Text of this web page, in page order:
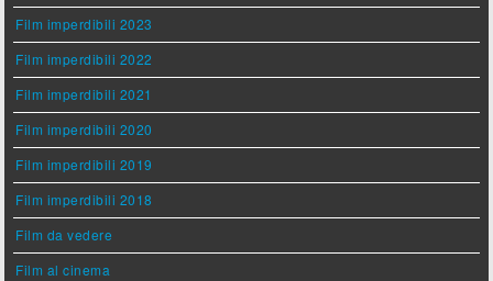
Film imperdibili 2023
Film imperdibili 2022
Film imperdibili 2021
Film imperdibili 2020
Film imperdibili 2019
Film imperdibili 2018
Film da vedere
Film al cinema